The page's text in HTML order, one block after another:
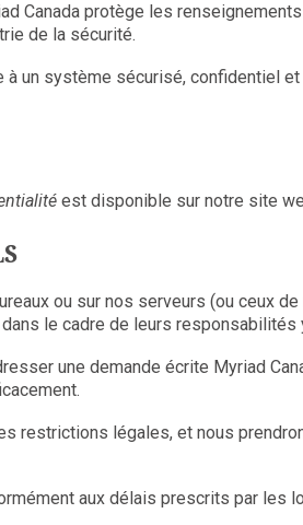
Canada protège les
de la sécurité.
un système sécurisé, confidentiel
est disponible sur notre site
ou sur nos serveurs (ou ceux
le cadre de leurs responsabilités
une demande écrite Myriad
restrictions légales, et nous
aux délais prescrits par les